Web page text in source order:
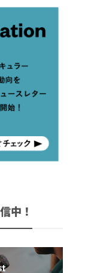
中！